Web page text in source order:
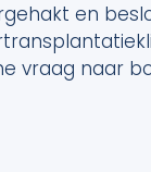
en
vraag naar